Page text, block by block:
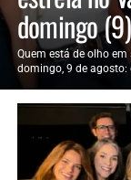
domingo (9)
Quem está de olho
domingo, 9 de agosto: